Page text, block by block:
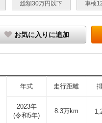
総額30万円以下 車検
お気に入りに追加
年式 走行距離
2023年
(令和5年)
8.3万km